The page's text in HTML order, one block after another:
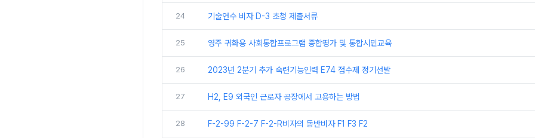
24 기술연수 비자 D-3 초청 제출서류
25 영주 귀화용 사회통합프로그램 종합평가 및 통합시민교육
26 2023년 2분기 추가 숙련기능인력 E74 점수제 정기선발
27 H2, E9 외국인 근로자 공장에서 고용하는 방법
28 F-2-99 F-2-7 F-2-R비자의 동반비자 F1 F3 F2